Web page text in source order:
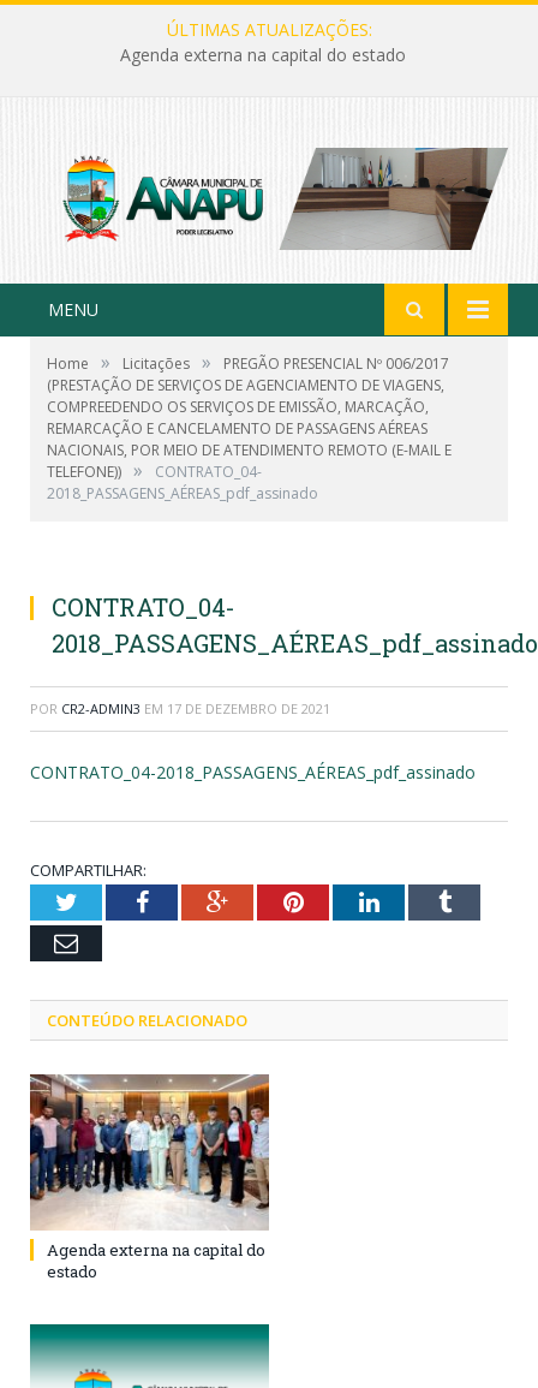
ÚLTIMAS ATUALIZAÇÕES:
Agenda externa na capital do estado
MENU
Home » Licitações »
PREGÃO PRESENCIAL Nº 006/2017
(PRESTAÇÃO DE SERVIÇOS DE AGENCIAMENTO DE VIAGENS,
COMPREEDENDO OS SERVIÇOS DE EMISSÃO, MARCAÇÃO,
REMARCAÇÃO E CANCELAMENTO DE PASSAGENS AÉREAS
NACIONAIS, POR MEIO DE ATENDIMENTO REMOTO (E-MAIL E
TELEFONE)) »
CONTRATO_04-
2018_PASSAGENS_AÉREAS_pdf_assinado
CONTRATO_04-
2018_PASSAGENS_AÉREAS_pdf_assinado
POR CR2-ADMIN3 EM 17 DE DEZEMBRO DE 2021
CONTRATO_04-2018_PASSAGENS_AÉREAS_pdf_assinado
COMPARTILHAR:
TwitterFacebookGoogle+PinterestLinkedInTumblr
Email
CONTEÚDO RELACIONADO
Agenda externa na capital do
estado